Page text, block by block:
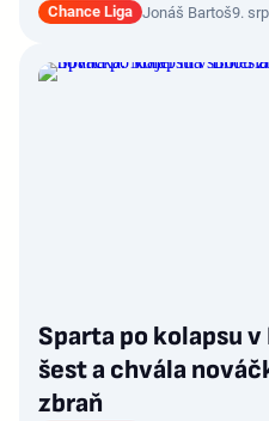
Chance Liga Jonáš Bartoš9.
Sparta po kolapsu
šest a chvála
zbraň